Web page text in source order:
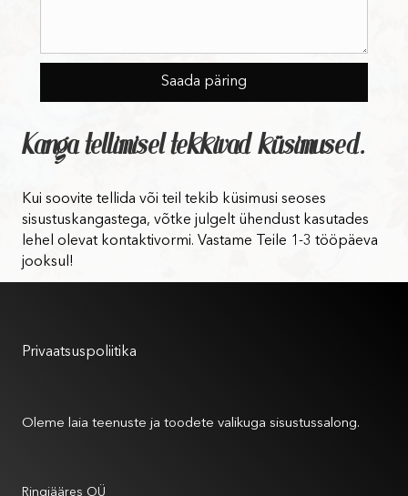
Kanga tellimisel tekkivad küsimused.
Kui soovite tellida või teil tekib küsimusi seoses
sisustuskangastega, võtke julgelt ühendust kasutades
lehel olevat kontaktivormi. Vastame Teile 1-3 tööpäeva
jooksul!
Privaatsuspoliitika
Oleme laia teenuste ja toodete valikuga sisustussalong.
Ringiääres OÜ